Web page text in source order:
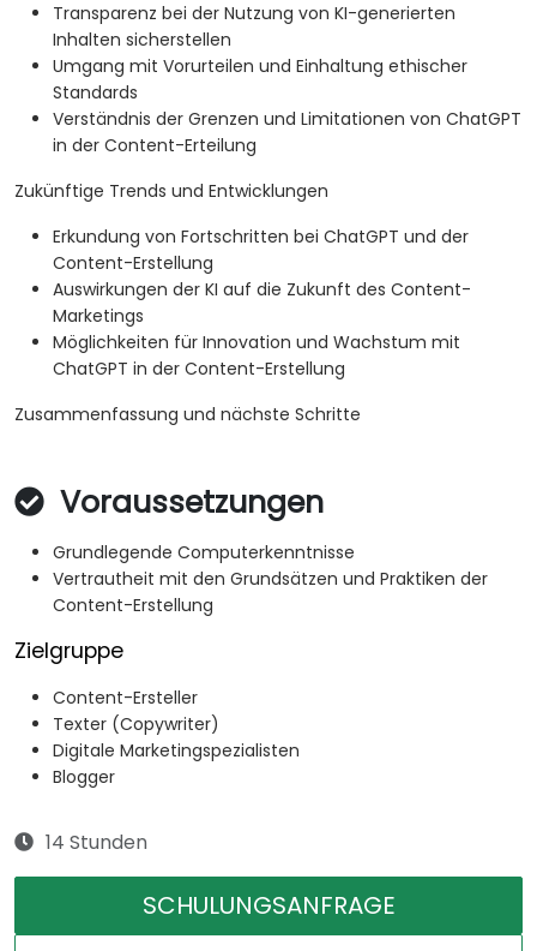
Transparenz bei der Nutzung von KI-generierten
Inhalten sicherstellen
Umgang mit Vorurteilen und Einhaltung ethischer
Standards
Verständnis der Grenzen und Limitationen von ChatGPT
in der Content-Erteilung
Zukünftige Trends und Entwicklungen
Erkundung von Fortschritten bei ChatGPT und der
Content-Erstellung
Auswirkungen der KI auf die Zukunft des Content-
Marketings
Möglichkeiten für Innovation und Wachstum mit
ChatGPT in der Content-Erstellung
Zusammenfassung und nächste Schritte
Voraussetzungen
Grundlegende Computerkenntnisse
Vertrautheit mit den Grundsätzen und Praktiken der
Content-Erstellung
Zielgruppe
Content-Ersteller
Texter (Copywriter)
Digitale Marketingspezialisten
Blogger
14 Stunden
SCHULUNGSANFRAGE